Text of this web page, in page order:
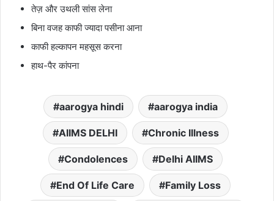
तेज़ और उथली सांस लेना
बिना वजह काफी ज्यादा पसीना आना
काफी हल्कापन महसूस करना
हाथ-पैर कांपना
aarogya hindi aarogya india
AIIMS DELHI Chronic Illness
Condolences Delhi AIIMS
End Of Life Care Family Loss